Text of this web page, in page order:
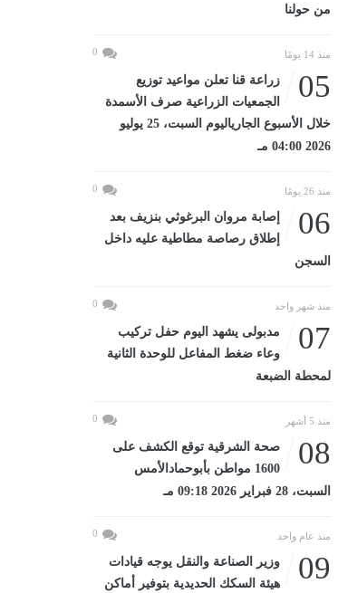
من حولنا
منذ 14 يومًا 0
05
زراعة قنا تعلن مواعيد توزيع
الجمعيات الزراعية صرف الأسمدة
خلال الأسبوع الجارياليوم السبت، 25 يوليو
2026 04:00 مـ
منذ 26 يومًا 0
06
إصابة مروان البرغوثي بنزيف بعد
إطلاق رصاصة مطاطية عليه داخل
السجن
منذ شهر واحد 0
07
مدبولى يشهد اليوم حفل تركيب
وعاء ضغط المفاعل للوحدة الثانية
لمحطة الضبعة
منذ 5 أشهر 0
08
صحة الشرقية توقع الكشف على
1600 مواطن بأبوحمادالأمس
السبت، 28 فبراير 2026 09:18 مـ
منذ عام واحد 0
09
وزير الصناعة والنقل يوجه قيادات
هيئة السكك الحديدية بتوفير أماكن